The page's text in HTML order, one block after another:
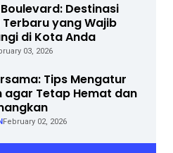
Destinasi
yang Wajib
di Kota Anda
03, 2026
Tips Mengatur
agar Tetap Hemat dan
February 02, 2026